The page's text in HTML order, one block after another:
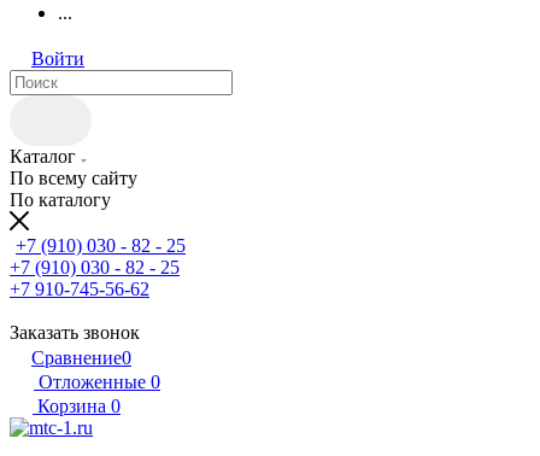
...
Войти
Каталог
По всему сайту
По каталогу
+7 (910) 030 - 82 - 25
+7 (910) 030 - 82 - 25
+7 910-745-56-62
Заказать звонок
Сравнение0
Отложенные 0
Корзина 0